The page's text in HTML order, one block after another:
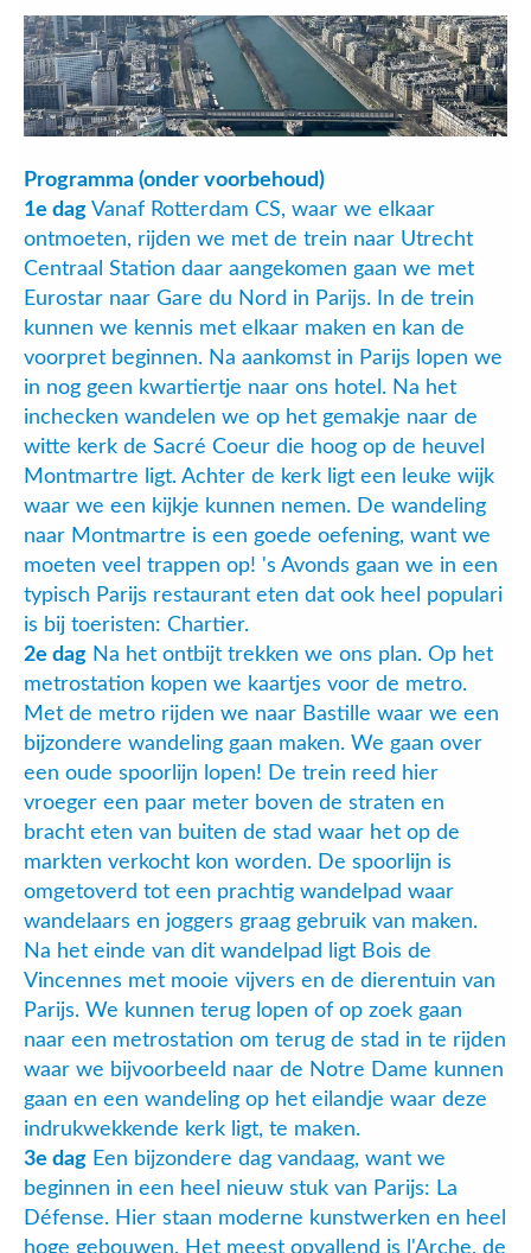
Programma (onder voorbehoud)
1e dag Vanaf Rotterdam CS, waar we elkaar
ontmoeten, rijden we met de trein naar Utrecht
Centraal Station daar aangekomen gaan we met
Eurostar naar Gare du Nord in Parijs. In de trein
kunnen we kennis met elkaar maken en kan de
voorpret beginnen. Na aankomst in Parijs lopen we
in nog geen kwartiertje naar ons hotel. Na het
inchecken wandelen we op het gemakje naar de
witte kerk de Sacré Coeur die hoog op de heuvel
Montmartre ligt. Achter de kerk ligt een leuke wijk
waar we een kijkje kunnen nemen. De wandeling
naar Montmartre is een goede oefening, want we
moeten veel trappen op! 's Avonds gaan we in een
typisch Parijs restaurant eten dat ook heel populari
is bij toeristen: Chartier.
2e dag Na het ontbijt trekken we ons plan. Op het
metrostation kopen we kaartjes voor de metro.
Met de metro rijden we naar Bastille waar we een
bijzondere wandeling gaan maken. We gaan over
een oude spoorlijn lopen! De trein reed hier
vroeger een paar meter boven de straten en
bracht eten van buiten de stad waar het op de
markten verkocht kon worden. De spoorlijn is
omgetoverd tot een prachtig wandelpad waar
wandelaars en joggers graag gebruik van maken.
Na het einde van dit wandelpad ligt Bois de
Vincennes met mooie vijvers en de dierentuin van
Parijs. We kunnen terug lopen of op zoek gaan
naar een metrostation om terug de stad in te rijden
waar we bijvoorbeeld naar de Notre Dame kunnen
gaan en een wandeling op het eilandje waar deze
indrukwekkende kerk ligt, te maken.
3e dag Een bijzondere dag vandaag, want we
beginnen in een heel nieuw stuk van Parijs: La
Défense. Hier staan moderne kunstwerken en heel
hoge gebouwen. Het meest opvallend is l'Arche, de